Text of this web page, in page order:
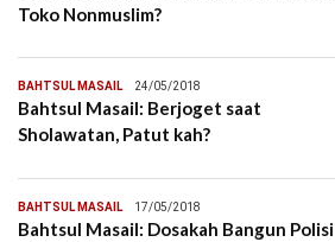
Toko Nonmuslim?
BAHTSUL MASAIL 24/05/2018
Bahtsul Masail: Berjoget saat
Sholawatan, Patut kah?
BAHTSUL MASAIL 17/05/2018
Bahtsul Masail: Dosakah Bangun Polisi